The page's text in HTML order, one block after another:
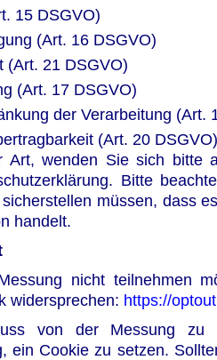
15 DSGVO)
(Art. 16 DSGVO)
(Art. 21 DSGVO)
(Art. 17 DSGVO)
der Verarbeitung (Art.
(Art. 20 DSGVO)
Art, wenden Sie sich bitte
Bitte
müssen, dass
handelt.
nicht teilnehmen
widersprechen: https://
von der Messung zu
ein Cookie zu setzen.